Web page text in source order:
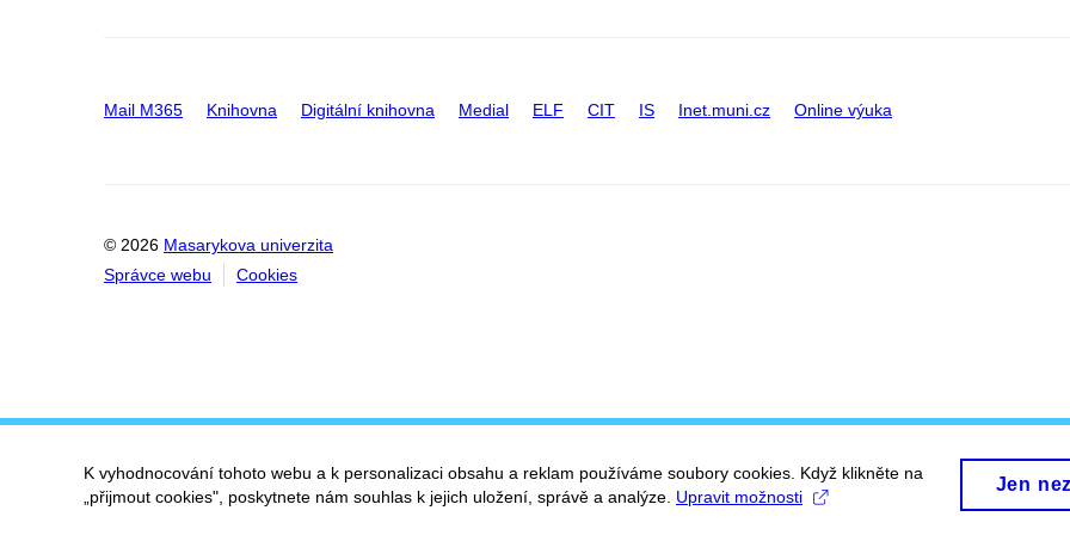
Mail M365 Knihovna Digitální knihovna Medial ELF CIT IS Inet.muni.cz Online výuka
© 2026 Masarykova univerzita
Správce webu
Cookies
K vyhodnocování tohoto webu a k personalizaci obsahu a reklam používáme soubory cookies. Když klikněte na
„přijmout cookies", poskytnete nám souhlas k jejich uložení, správě a analýze. Upravit možnosti
Jen